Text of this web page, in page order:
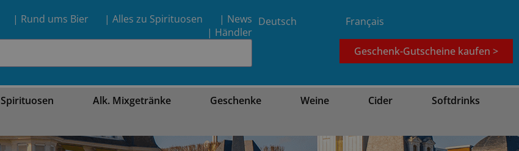
| Rund ums Bier | Alles zu Spirituosen
| News
| Händler
Deutsch Français
Geschenk-Gutscheine kaufen >
Spirituosen Alk. Mixgetränke Geschenke Weine Cider
Softdrinks